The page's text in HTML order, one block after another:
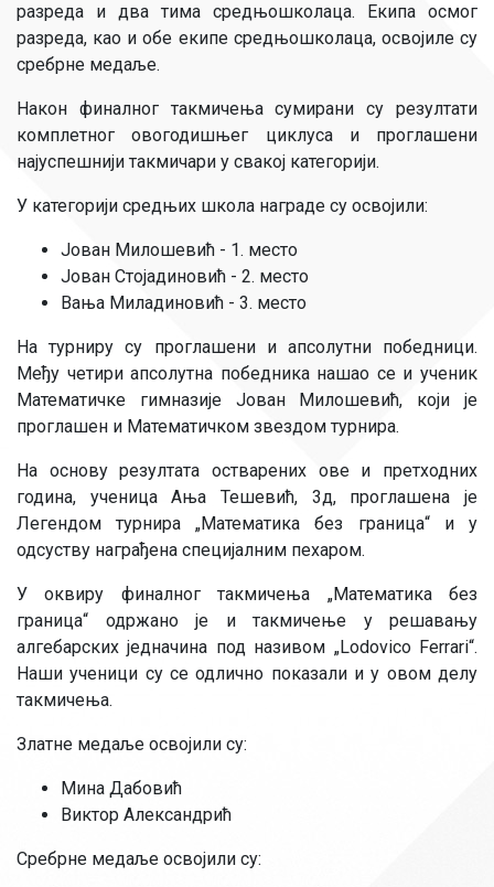
разреда и два тима средњошколаца. Екипа осмог
разреда, као и обе екипе средњошколаца, освојиле су
сребрне медаље.
Након финалног такмичења сумирани су резултати
комплетног овогодишњег циклуса и проглашени
најуспешнији такмичари у свакој категорији.
У категорији средњих школа награде су освојили:
Јован Милошевић - 1. место
Јован Стојадиновић - 2. место
Вања Миладиновић - 3. место
На турниру су проглашени и апсолутни победници.
Међу четири апсолутна победника нашао се и ученик
Математичке гимназије Јован Милошевић, који је
проглашен и Математичком звездом турнира.
На основу резултата остварених ове и претходних
година, ученица Ања Тешевић, 3д, проглашена је
Легендом турнира „Математика без граница“ и у
одсуству награђена специјалним пехаром.
У оквиру финалног такмичења „Математика без
граница“ одржано је и такмичење у решавању
алгебарских једначина под називом „Lodovico Ferrari“.
Наши ученици су се одлично показали и у овом делу
такмичења.
Златне медаље освојили су:
Мина Дабовић
Виктор Александрић
Сребрне медаље освојили су: